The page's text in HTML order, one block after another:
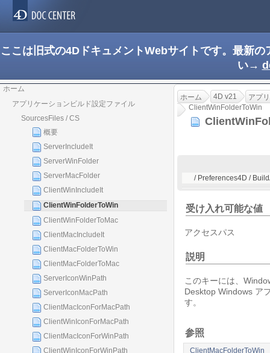
ここは旧式の4DドキュメントWebサイトです。最新
い→
ホーム
アプリケーションビルド設定ファイル
SourcesFiles / CS
概要
ServerIncludeIt
ServerWinFolder
ServerMacFolder
ClientWinIncludeIt
ClientWinFolderToWin
ClientWinFolderToMac
ClientMacIncludeIt
ClientMacFolderToWin
ClientMacFolderToMac
ServerIconWinPath
ServerIconMacPath
ClientMacIconForMacPath
ClientWinIconForMacPath
ClientMacIconForWinPath
ClientWinIconForWinPath
ホーム 4D v21
アプ
ClientWinFolderToWin
/ Preferences4D /
受け入れ可能な値
アクセスパス
説明
このキーには、
Desktop Windows ア
す。
参照
ClientMacFolderToWin